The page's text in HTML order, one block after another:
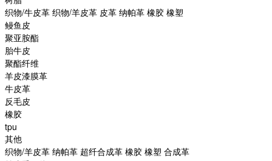
织物/牛皮革 织物/羊皮革 皮革 纳帕革 橡胶 橡塑
鳗鱼皮
聚亚胺酯
胎牛皮
聚酯纤维
羊皮漆膜革
牛皮革
反毛皮
橡胶
tpu
其他
织物/羊皮革 纳帕革 超纤合成革 橡胶 橡塑 合成革